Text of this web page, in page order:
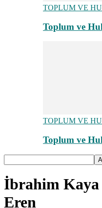
TOPLUM VE
Toplum ve
TOPLUM VE
Toplum ve
İbrahim Kaya
Eren